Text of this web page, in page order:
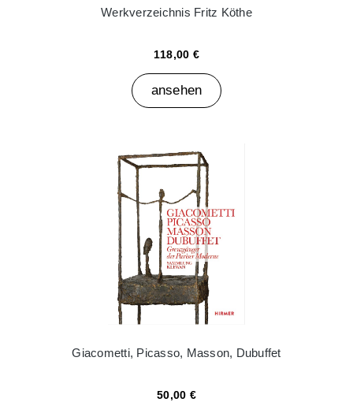
Werkverzeichnis Fritz Köthe
118,00 €
ansehen
Giacometti, Picasso, Masson, Dubuffet
50,00 €